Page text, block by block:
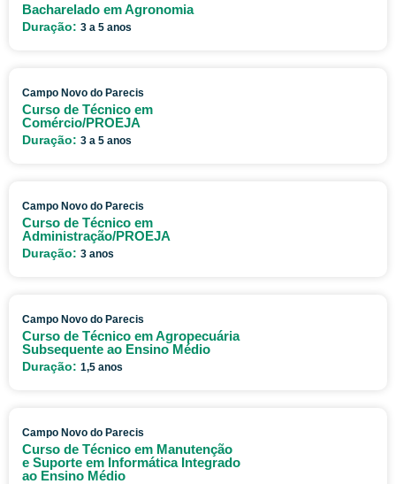
Bacharelado em Agronomia
Duração: 3 a 5 anos
Campo Novo do Parecis
Curso de Técnico em
Comércio/PROEJA
Duração: 3 a 5 anos
Campo Novo do Parecis
Curso de Técnico em
Administração/PROEJA
Duração: 3 anos
Campo Novo do Parecis
Curso de Técnico em Agropecuária
Subsequente ao Ensino Médio
Duração: 1,5 anos
Campo Novo do Parecis
Curso de Técnico em Manutenção
e Suporte em Informática Integrado
ao Ensino Médio